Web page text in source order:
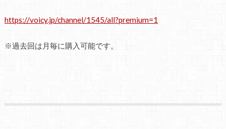
https://voicy.jp/channel/1545/all?premium=1
※過去回は月毎に購入可能です。